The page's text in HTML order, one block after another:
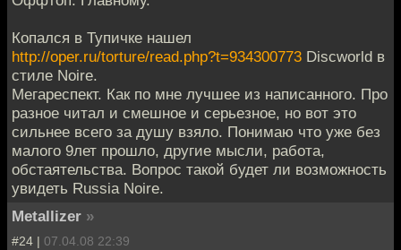
Копался в Тупичке нашел
http://oper.ru/torture/read.php?t=934300773 Discworld в
стиле Noire.
Мегареспект. Как по мне лучшее из написанного. Про
разное читал и смешное и серьезное, но вот это
сильнее всего за душу взяло. Понимаю что уже без
малого 9лет прошло, другие мысли, работа,
обстаятельства. Вопрос такой будет ли возможность
увидеть Russia Noire.
Metallizer »
#24 | 07.04.08 22:39